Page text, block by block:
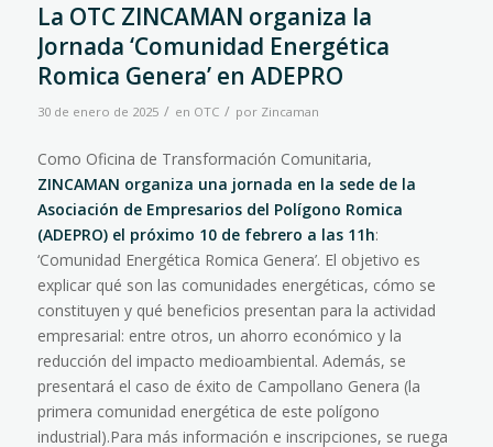
La OTC ZINCAMAN organiza la
Jornada ‘Comunidad Energética
Romica Genera’ en ADEPRO
30 de enero de 2025 / en OTC / por Zincaman
Como Oficina de Transformación Comunitaria,
ZINCAMAN organiza una jornada en la sede de la
Asociación de Empresarios del Polígono Romica
(ADEPRO) el próximo 10 de febrero a las 11h:
‘Comunidad Energética Romica Genera’. El objetivo es
explicar qué son las comunidades energéticas, cómo se
constituyen y qué beneficios presentan para la actividad
empresarial: entre otros, un ahorro económico y la
reducción del impacto medioambiental. Además, se
presentará el caso de éxito de Campollano Genera (la
primera comunidad energética de este polígono
industrial).Para más información e inscripciones, se ruega